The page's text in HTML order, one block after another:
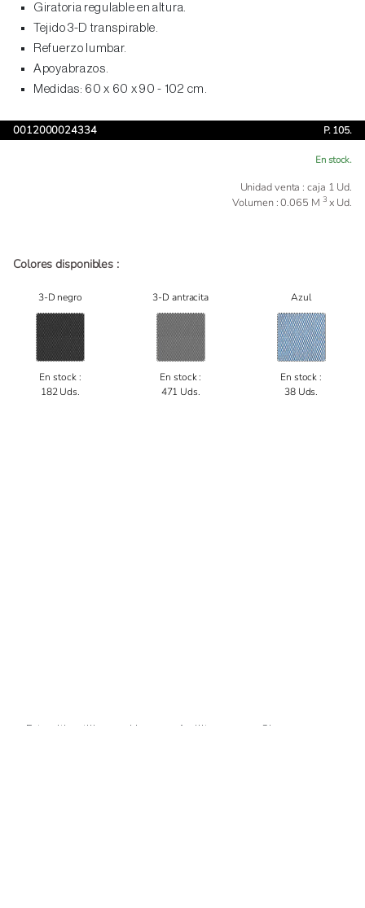
Giratoria regulable en altura.
Tejido 3-D transpirable.
Refuerzo lumbar.
Apoyabrazos.
Medidas: 60 x 60 x 90 - 102 cm.
0012000024334 P. 105.
En stock.
Unidad venta : caja 1 Ud.
Volumen : 0.065 M 3 x Ud.
Colores disponibles :
3-D negro
En stock :
182 Uds.
3-D antracita
En stock :
471 Uds.
Azul
En stock :
38 Uds.